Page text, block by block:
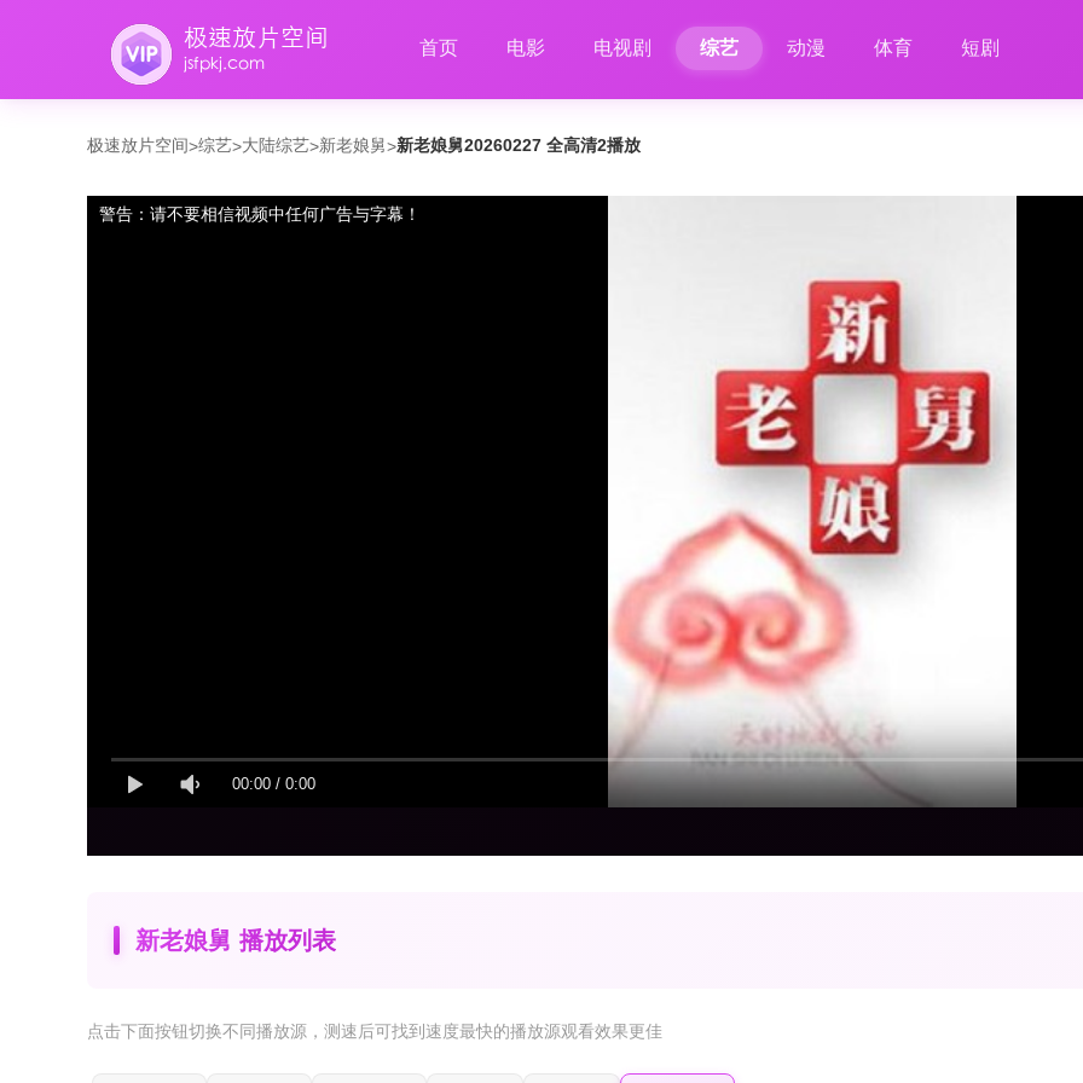
首页 电影 电视剧 综艺 动漫 体育 短剧
极速放片空间>综艺>大陆综艺>新老娘舅>新老娘舅20260227 全高清2播放
00:00 / 0:00
警告：请不要相信视频中任何广告与字幕！
新老娘舅 播放列表
点击下面按钮切换不同播放源 ，测速后可找到速度最快的播放源观看效果更佳